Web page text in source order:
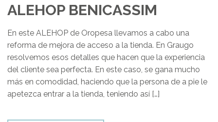
ALEHOP BENICASSIM
En este ALEHOP de Oropesa llevamos a cabo una
reforma de mejora de acceso a la tienda. En Graugo
resolvemos esos detalles que hacen que la experiencia
del cliente sea perfecta. En este caso, se gana mucho
más en comodidad, haciendo que la persona de a pie le
apetezca entrar a la tienda, teniendo así […]